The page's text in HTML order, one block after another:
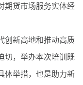
期货市场服务实体经
创新高地和推动高质
切，举办本次培训既
体举措，也是助力新